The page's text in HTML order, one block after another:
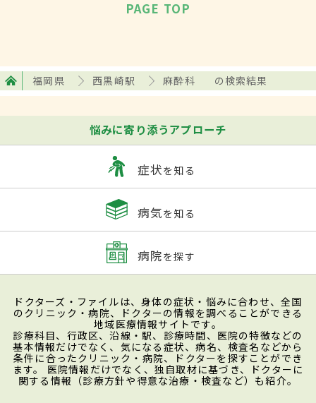
PAGE TOP
福岡県 西黒崎駅 麻酔科 の検索結果
悩みに寄り添うアプローチ
症状を知る
病気を知る
病院を探す
ドクターズ・ファイルは、身体の症状・悩みに合わせ、全国
のクリニック・病院、ドクターの情報を調べることができる
地域医療情報サイトです。
診療科目、行政区、沿線・駅、診療時間、医院の特徴などの
基本情報だけでなく、気になる症状、病名、検査名などから
条件に合ったクリニック・病院、ドクターを探すことができ
ます。 医院情報だけでなく、独自取材に基づき、ドクターに
関する情報（診療方針や得意な治療・検査など）も紹介。